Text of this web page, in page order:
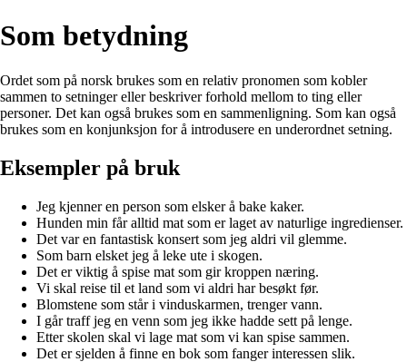
Som betydning
Ordet som på norsk brukes som en relativ pronomen som kobler
sammen to setninger eller beskriver forhold mellom to ting eller
personer. Det kan også brukes som en sammenligning. Som kan også
brukes som en konjunksjon for å introdusere en underordnet setning.
Eksempler på bruk
Jeg kjenner en person som elsker å bake kaker.
Hunden min får alltid mat som er laget av naturlige ingredienser.
Det var en fantastisk konsert som jeg aldri vil glemme.
Som barn elsket jeg å leke ute i skogen.
Det er viktig å spise mat som gir kroppen næring.
Vi skal reise til et land som vi aldri har besøkt før.
Blomstene som står i vinduskarmen, trenger vann.
I går traff jeg en venn som jeg ikke hadde sett på lenge.
Etter skolen skal vi lage mat som vi kan spise sammen.
Det er sjelden å finne en bok som fanger interessen slik.